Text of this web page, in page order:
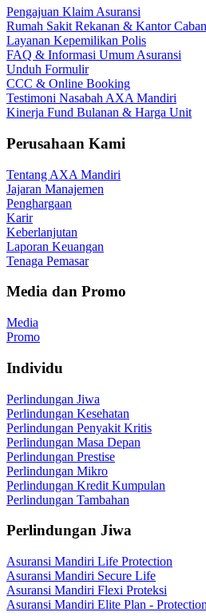
Pengajuan Klaim Asuransi
Rumah Sakit Rekanan & Kantor
Layanan Kepemilikan Polis
FAQ & Informasi Umum Asuransi
Unduh Formulir
CCC & Online Booking
Testimoni Nasabah AXA Mandiri
Kinerja Fund Bulanan & Harga Unit
Perusahaan Kami
Tentang AXA Mandiri
Jajaran Manajemen
Penghargaan
Karir
Keberlanjutan
Laporan Keuangan
Tenaga Pemasar
Media dan Promo
Media
Promo
Individu
Perlindungan Jiwa
Perlindungan Kesehatan
Perlindungan Penyakit Kritis
Perlindungan Masa Depan
Perlindungan Prestise
Perlindungan Mikro
Perlindungan Kredit Kumpulan
Perlindungan Tambahan
Perlindungan Jiwa
Asuransi Mandiri Life Protection
Asuransi Mandiri Secure Life
Asuransi Mandiri Flexi Proteksi
Asuransi Mandiri Elite Plan - Protection